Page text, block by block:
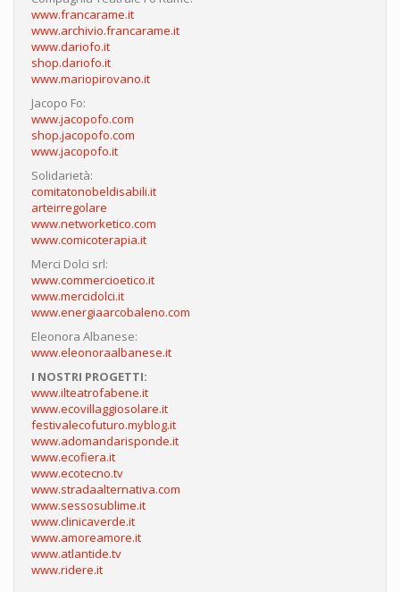
www.francarame.it
www.archivio.francarame.it
www.dariofo.it
shop.dariofo.it
www.mariopirovano.it
Jacopo Fo:
www.jacopofo.com
shop.jacopofo.com
www.jacopofo.it
Solidarietà:
comitatonobeldisabili.it
arteirregolare
www.networketico.com
www.comicoterapia.it
Merci Dolci srl:
www.commercioetico.it
www.mercidolci.it
www.energiaarcobaleno.com
Eleonora Albanese:
www.eleonoraalbanese.it
I NOSTRI PROGETTI:
www.ilteatrofabene.it
www.ecovillaggiosolare.it
festivalecofuturo.myblog.it
www.adomandarisponde.it
www.ecofiera.it
www.ecotecno.tv
www.stradaalternativa.com
www.sessosublime.it
www.clinicaverde.it
www.amoreamore.it
www.atlantide.tv
www.ridere.it